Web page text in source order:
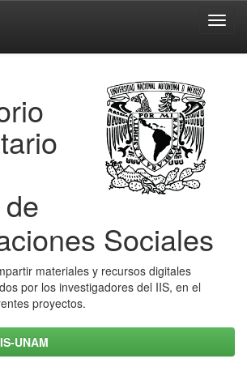
Sociales
materiales y recursos digitales
por los investigadores del IIS, en el
proyectos.
UNAM